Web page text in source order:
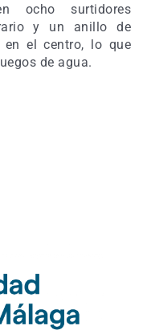
ocho surtidores
y un anillo de
en el centro, lo que
de agua.